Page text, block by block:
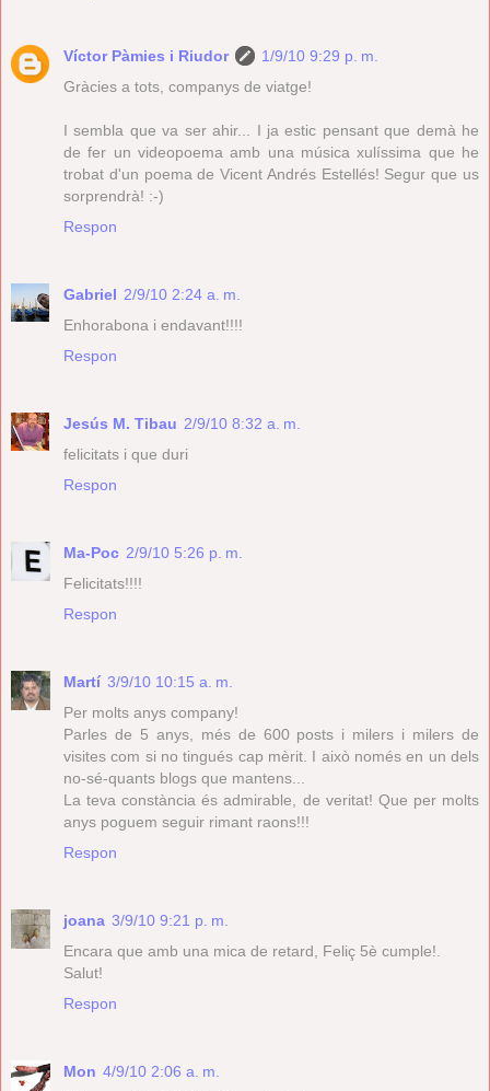
Víctor Pàmies i Riudor
1/9/10 9:29 p. m.
Gràcies a tots, companys de viatge!
I sembla que va ser ahir... I ja estic pensant que demà he
de fer un videopoema amb una música xulíssima que he
trobat d'un poema de Vicent Andrés Estellés! Segur que us
sorprendrà! :-)
Respon
Gabriel 2/9/10 2:24 a. m.
Enhorabona i endavant!!!!
Respon
Jesús M. Tibau 2/9/10 8:32 a. m.
felicitats i que duri
Respon
Ma-Poc 2/9/10 5:26 p. m.
Felicitats!!!!
Respon
Martí 3/9/10 10:15 a. m.
Per molts anys company!
Parles de 5 anys, més de 600 posts i milers i milers de
visites com si no tingués cap mèrit. I això només en un dels
no-sé-quants blogs que mantens...
La teva constància és admirable, de veritat! Que per molts
anys poguem seguir rimant raons!!!
Respon
joana 3/9/10 9:21 p. m.
Encara que amb una mica de retard, Feliç 5è cumple!.
Salut!
Respon
Mon 4/9/10 2:06 a. m.